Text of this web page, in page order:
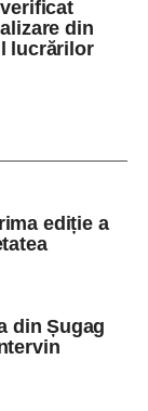
Sebeș. Un
o stivă de
stare gravă la
pe
din
lucrărilor
ediție a
din Șugag